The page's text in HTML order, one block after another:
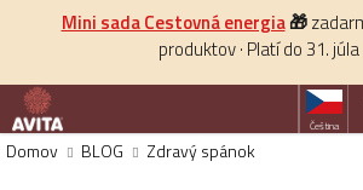
Mini sada Cestovná energia🎁
produktov · Platí do 31. júla
Čeština
Domov BLOG Zdravý spánok
š
k